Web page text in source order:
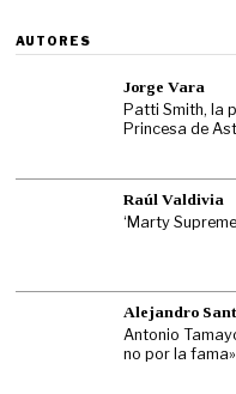
AUTORES
Jorge Vara
Patti Smith, la
Princesa de
Raúl Valdivia
‘Marty
Alejandro
Antonio
no por la fama»